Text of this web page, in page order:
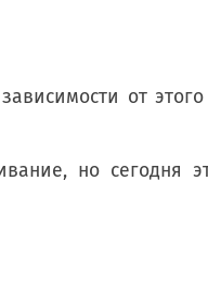
от этого
но сегодня